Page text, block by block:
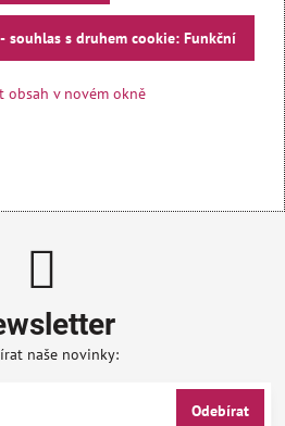
souhlas s druhem cookie: Funkční
v novém okně
naše novinky:
Odebírat